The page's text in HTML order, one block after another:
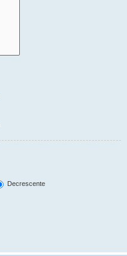
Decrescente